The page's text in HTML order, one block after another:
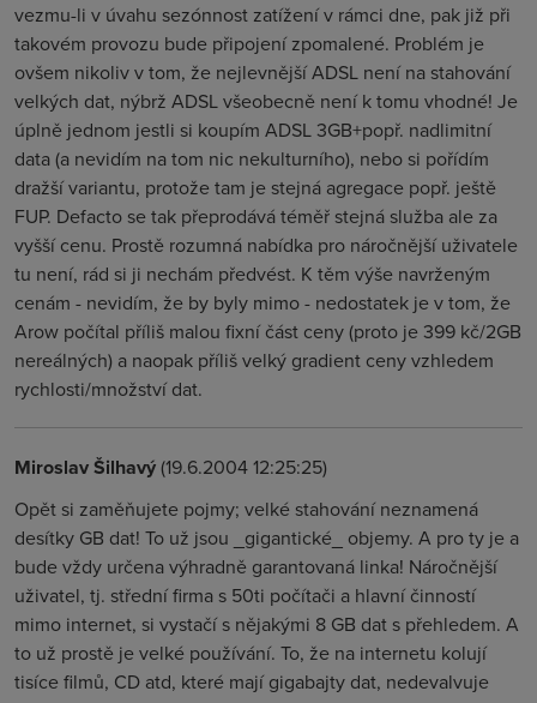
vezmu-li v úvahu sezónnost zatížení v rámci dne, pak již při
takovém provozu bude připojení zpomalené. Problém je
ovšem nikoliv v tom, že nejlevnější ADSL není na stahování
velkých dat, nýbrž ADSL všeobecně není k tomu vhodné! Je
úplně jednom jestli si koupím ADSL 3GB+popř. nadlimitní
data (a nevidím na tom nic nekulturního), nebo si pořídím
dražší variantu, protože tam je stejná agregace popř. ještě
FUP. Defacto se tak přeprodává téměř stejná služba ale za
vyšší cenu. Prostě rozumná nabídka pro náročnější uživatele
tu není, rád si ji nechám předvést. K těm výše navrženým
cenám - nevidím, že by byly mimo - nedostatek je v tom, že
Arow počítal příliš malou fixní část ceny (proto je 399 kč/2GB
nereálných) a naopak příliš velký gradient ceny vzhledem
rychlosti/množství dat.
Miroslav Šilhavý(19.6.2004 12:25:25)
Opět si zaměňujete pojmy; velké stahování neznamená
desítky GB dat! To už jsou _gigantické_ objemy. A pro ty je a
bude vždy určena výhradně garantovaná linka! Náročnější
uživatel, tj. střední firma s 50ti počítači a hlavní činností
mimo internet, si vystačí s nějakými 8 GB dat s přehledem. A
to už prostě je velké používání. To, že na internetu kolují
tisíce filmů, CD atd, které mají gigabajty dat, nedevalvuje